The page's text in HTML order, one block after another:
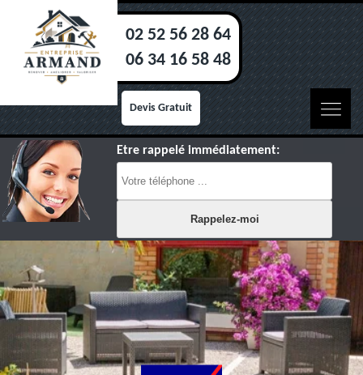
02 52 56 28 64
06 34 16 58 48
Devis Gratuit
Etre rappelé immédiatement: